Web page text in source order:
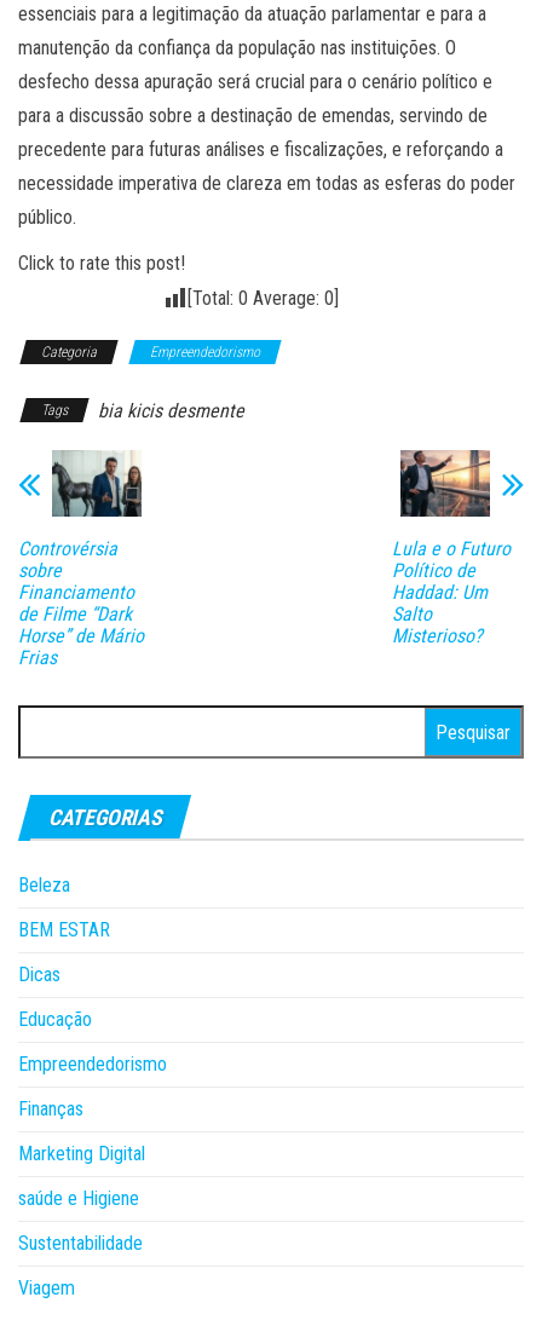
essenciais para a legitimação da atuação parlamentar e para a
manutenção da confiança da população nas instituições. O
desfecho dessa apuração será crucial para o cenário político e
para a discussão sobre a destinação de emendas, servindo de
precedente para futuras análises e fiscalizações, e reforçando a
necessidade imperativa de clareza em todas as esferas do poder
público.
Click to rate this post!
[Total: 0 Average: 0]
Categoria Empreendedorismo
Tags bia kicis desmente
Controvérsia
sobre
Financiamento
de Filme “Dark
Horse” de Mário
Frias
Lula e o Futuro
Político de
Haddad: Um
Salto
Misterioso?
por:
CATEGORIAS
Beleza
BEM ESTAR
Dicas
Educação
Empreendedorismo
Finanças
Marketing Digital
saúde e Higiene
Sustentabilidade
Viagem